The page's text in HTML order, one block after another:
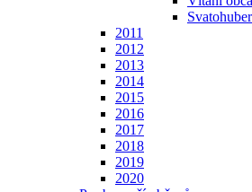
2011
2012
2013
2014
2015
2016
2017
2018
2019
2020